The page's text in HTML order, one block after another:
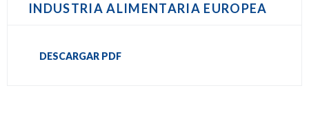
INDUSTRIA ALIMENTARIA EUROPEA
DESCARGAR PDF